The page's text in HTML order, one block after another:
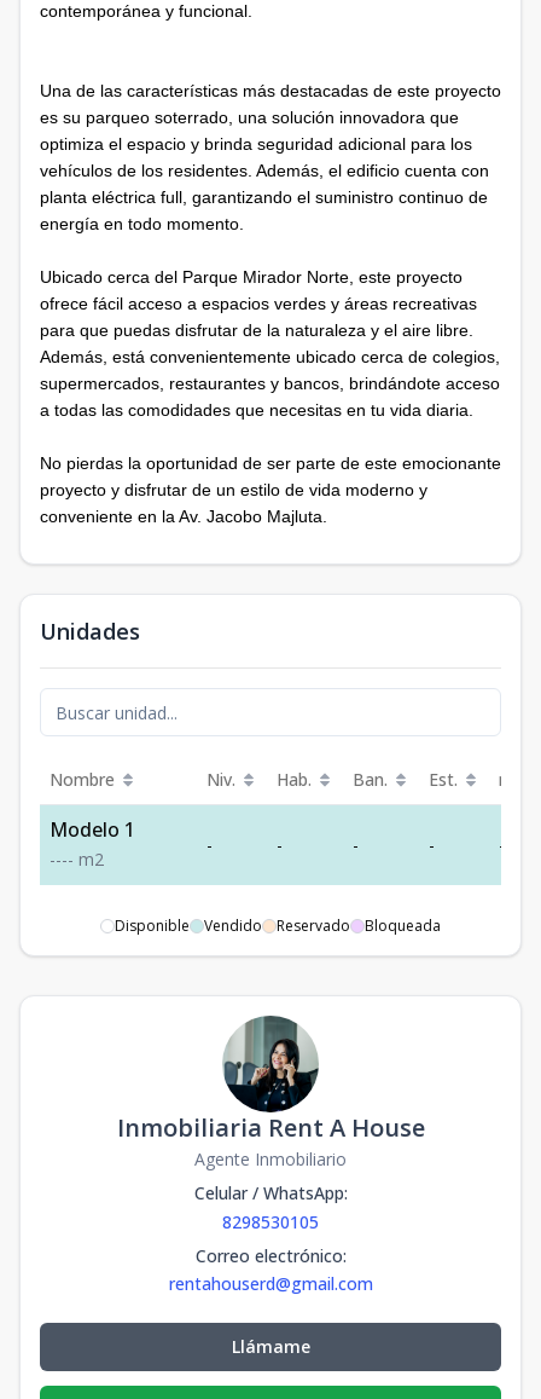
contemporánea y funcional.
Una de las características más destacadas de este proyecto
es su parqueo soterrado, una solución innovadora que
optimiza el espacio y brinda seguridad adicional para los
vehículos de los residentes. Además, el edificio cuenta con
planta eléctrica full, garantizando el suministro continuo de
energía en todo momento.
Ubicado cerca del Parque Mirador Norte, este proyecto
ofrece fácil acceso a espacios verdes y áreas recreativas
para que puedas disfrutar de la naturaleza y el aire libre.
Además, está convenientemente ubicado cerca de colegios,
supermercados, restaurantes y bancos, brindándote acceso
a todas las comodidades que necesitas en tu vida diaria.
No pierdas la oportunidad de ser parte de este emocionante
proyecto y disfrutar de un estilo de vida moderno y
conveniente en la Av. Jacobo Majluta.
Unidades
Nombre Niv. Hab. Ban. Est. m²
Modelo 1
---- m2
- - - - -
Disponible Vendido Reservado Bloqueada
Inmobiliaria Rent A House
Agente Inmobiliario
Celular / WhatsApp:
8298530105
Correo electrónico:
rentahouserd@gmail.com
Llámame